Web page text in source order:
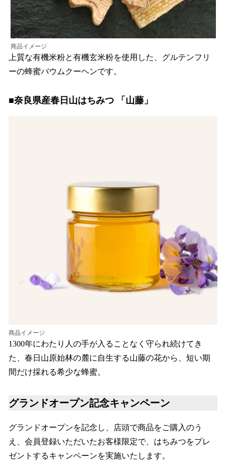
商品イメージ
上質な有機米粉と有機玄米粉を使用した、グルテンフリ
ーの蜂蜜バウムクーヘンです。
■奈良県産春日山はちみつ 「山藤」
商品イメージ
1300年にわたり人の手が入ることなく守られ続けてき
た、春日山原始林の麓に自生する山藤の花から、短い期
間だけ採れる希少な蜂蜜。
グランドオープン記念キャンペーン
グランドオープンを記念し、店頭で商品をご購入のう
え、会員登録いただいたお客様限定で、はちみつをプレ
ゼントするキャンペーンを実施いたします。